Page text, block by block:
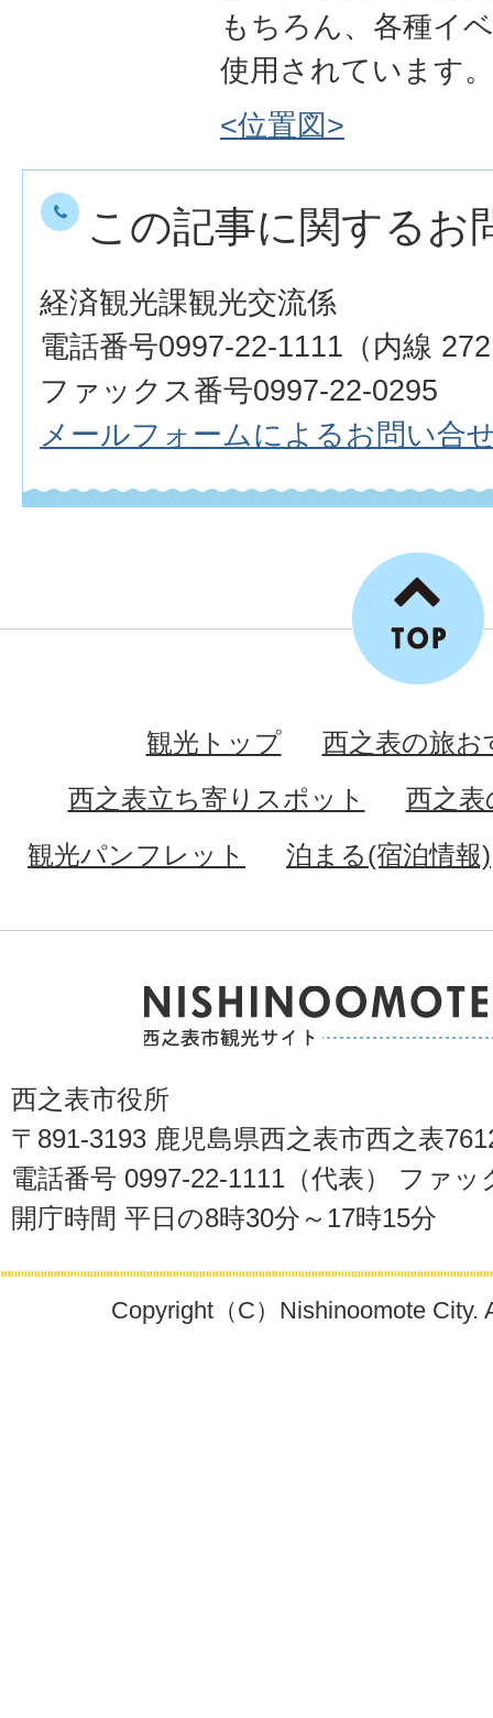
もちろん、各種イ
使用されています。
<位置図>
この記事に関するお
経済観光課観光交流係
電話番号0997-22-1111（内線
ファックス番号0997-22-0295
メールフォームによるお問い合
観光トップ
西之表の旅
西之表立ち寄りスポット
西之表
観光パンフレット
泊まる(宿泊情報)
西之表市役所
〒891-3193 鹿児島県西之表市西之表
電話番号 0997-22-1111（代表） ファッ
開庁時間 平日の8時30分～17時15分
Copyright（C）Nishinoomote City.